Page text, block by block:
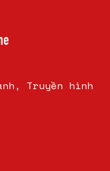
Truyền hình